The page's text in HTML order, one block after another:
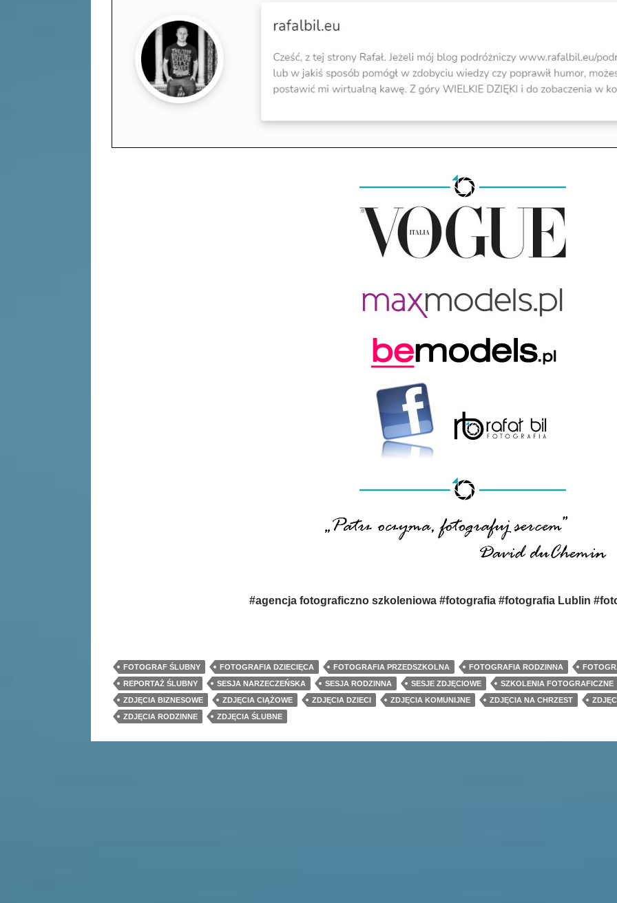
#agencja fotograficzno szkoleniowa #fotografia #fotografia Lublin
FOTOGRAF ŚLUBNY FOTOGRAFIA DZIECIĘCA FOTOGRAFIA PRZEDSZKOLNA FOTOGRAFIA RODZINNA
REPORTAŻ ŚLUBNY
SESJA NARZECZEŃSKA SESJA RODZINNA SESJE ZDJĘCIOWE
SZKOLENIA FOTOGRAFICZNE
ZDJĘCIA BIZNESOWE
ZDJĘCIA CIĄŻOWE ZDJĘCIA DZIECI ZDJĘCIA KOMUNIJNE ZDJĘCIA NA CHRZEST
ZDJĘCIA RODZINNE
ZDJĘCIA ŚLUBNE